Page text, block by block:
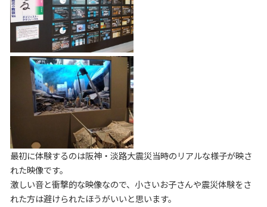
最初に体験するのは阪神・淡路大震災当時のリアルな様子が映さ
れた映像です。
激しい音と衝撃的な映像なので、小さいお子さんや震災体験をさ
れた方は避けられたほうがいいと思います。